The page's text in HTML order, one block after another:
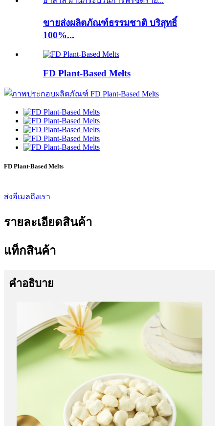
ขายส่งผลิตภัณฑ์ธรรมชาติ บริสุทธิ์
100%...
FD Plant-Based Melts
FD Plant-Based Melts
ส่งอีเมลถึงเรา
รายละเอียดสินค้า
แท็กสินค้า
คำอธิบาย